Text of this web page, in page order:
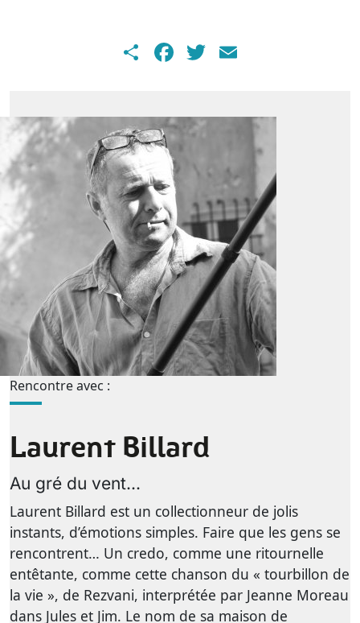
ShareFacebook
Twitter
Rencontre avec :
Laurent Billard
Au gré du vent...
Laurent Billard est un collectionneur de jolis
instants, d’émotions simples. Faire que les gens se
rencontrent… Un credo, comme une ritournelle
entêtante, comme cette chanson du « tourbillon de
la vie », de Rezvani, interprétée par Jeanne Moreau
dans Jules et Jim. Le nom de sa maison de